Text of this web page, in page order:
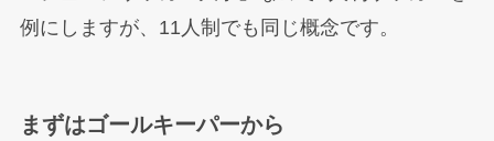
例にしますが、11人制でも同じ概念です。
まずはゴールキーパーから